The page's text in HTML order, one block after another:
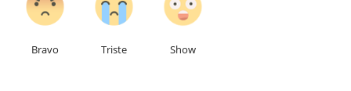
Bravo Triste Show